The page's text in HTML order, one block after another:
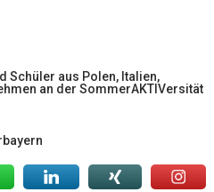
Schüler aus Polen, Italien,
an der SommerAKTIVersität